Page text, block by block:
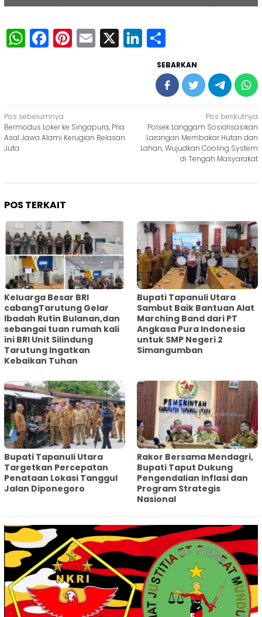
WhatsApp
Facebook
Pinterest
Email
X LinkedIn
SEBARKAN
Navigasi
pos
Pos sebelumnya
Bermodus Loker ke Singapura, Pria
Asal Jawa Alami Kerugian Belasan
Juta
Pos berikutnya
Polsek Langgam Sosialisasikan
Larangan Membakar Hutan dan
Lahan, Wujudkan Cooling System
di Tengah Masyarakat
POS TERKAIT
Keluarga Besar BRI
cabangTarutung Gelar
Ibadah Rutin Bulanan,dan
sebangai tuan rumah kali
ini BRI Unit Silindung
Tarutung Ingatkan
Kebaikan Tuhan
Bupati Tapanuli Utara
Sambut Baik Bantuan Alat
Marching Band dari PT
Angkasa Pura Indonesia
untuk SMP Negeri 2
Simangumban
‎Bupati Tapanuli Utara
Targetkan Percepatan
Penataan Lokasi Tanggul
Jalan Diponegoro
Rakor Bersama Mendagri,
Bupati Taput Dukung
Pengendalian Inflasi dan
Program Strategis
Nasional‎